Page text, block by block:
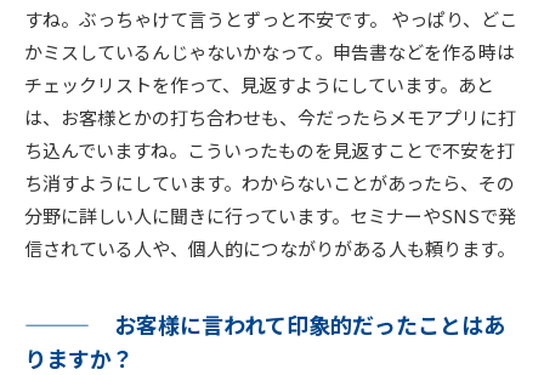
すね。ぶっちゃけて言うとずっと不安です。 やっぱり、どこ
かミスしているんじゃないかなって。申告書などを作る時は
チェックリストを作って、見返すようにしています。あと
は、お客様とかの打ち合わせも、今だったらメモアプリに打
ち込んでいますね。こういったものを見返すことで不安を打
ち消すようにしています。わからないことがあったら、その
分野に詳しい人に聞きに行っています。セミナーやSNSで発
信されている人や、個人的につながりがある人も頼ります。
お客様に言われて印象的だったことはあ
りますか？